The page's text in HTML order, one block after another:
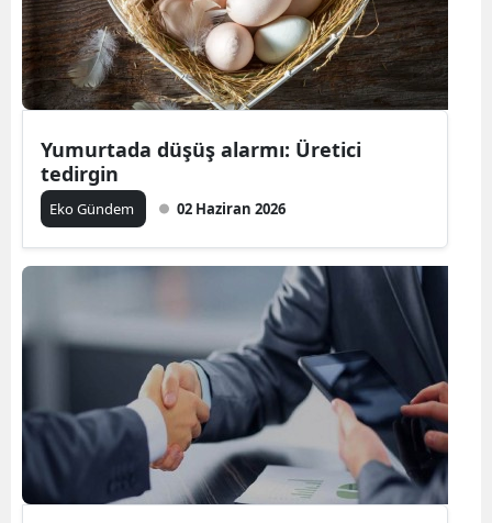
Yumurtada düşüş alarmı: Üretici
tedirgin
Eko Gündem 02 Haziran 2026